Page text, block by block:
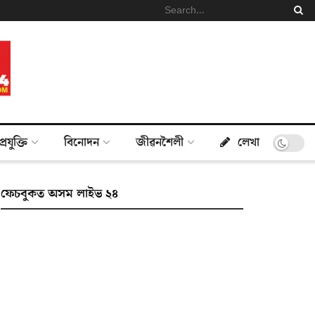
প্ৰযুক্তি বিনোদন জীৱনশৈলী লেখা
ফেচবুকত অসম লাইভ ২৪